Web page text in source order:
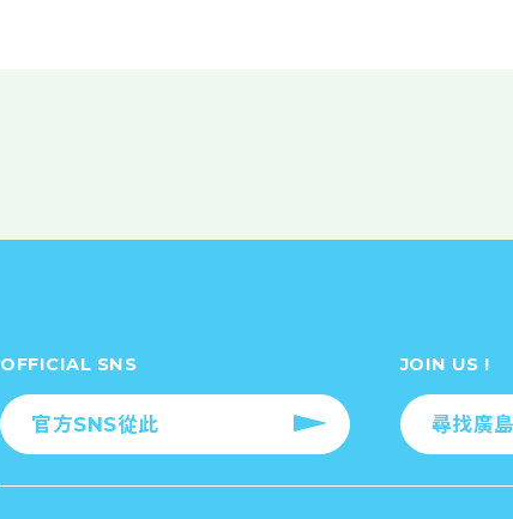
OFFICIAL SNS
官方SNS從此
JOIN US !
尋找廣